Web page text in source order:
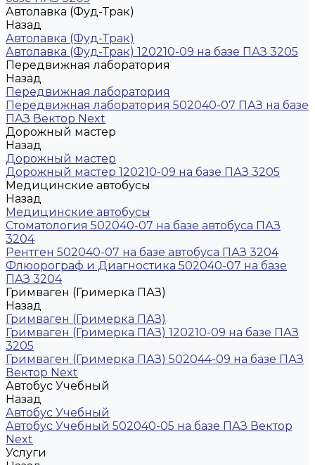
Автолавка (Фуд-Трак)
Назад
Автолавка (Фуд-Трак)
Автолавка (Фуд-Трак) 120210-09 на базе ПАЗ 3205
Передвижная лаборатория
Назад
Передвижная лаборатория
Передвижная лаборатория 502040-07 ПАЗ на базе
ПАЗ Вектор Next
Дорожный мастер
Назад
Дорожный мастер
Дорожный мастер 120210-09 на базе ПАЗ 3205
Медицинские автобусы
Назад
Медицинские автобусы
Стоматология 502040-07 на базе автобуса ПАЗ
3204
Рентген 502040-07 на базе автобуса ПАЗ 3204
Флюорограф и Диагностика 502040-07 на базе
ПАЗ 3204
Гримваген (Гримерка ПАЗ)
Назад
Гримваген (Гримерка ПАЗ)
Гримваген (Гримерка ПАЗ) 120210-09 на базе ПАЗ
3205
Гримваген (Гримерка ПАЗ) 502044-09 на базе ПАЗ
Вектор Next
Автобус Учебный
Назад
Автобус Учебный
Автобус Учебный 502040-05 на базе ПАЗ Вектор
Next
Услуги